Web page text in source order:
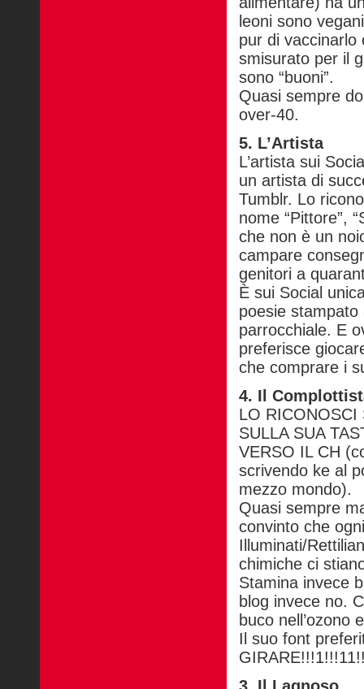
leoni sono
pur di vaccinarlo
smisurato per il
sono “buoni”.
Quasi sempre
over-40.
5. L’Artista
L’artista sui
un artista di
Tumblr. Lo
nome “Pittore”,
che non è un
campare
genitori a
È sui Social
poesie stampato
parrocchiale. E
preferisce
che comprare i
4. Il
LO RICONOSCI
SULLA SUA
VERSO IL CH
scrivendo ke al
mezzo mondo).
Quasi sempre
convinto che
Illuminati/
chimiche ci
Stamina invece
blog invece no.
buco nell’ozono
Il suo font